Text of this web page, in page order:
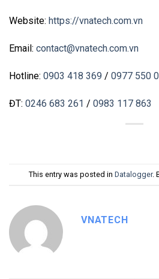
Website: https://vnatech.com.vn
Email: contact@vnatech.com.vn
Hotline: 0903 418 369 / 0977 550
ĐT: 0246 683 261 / 0983 117 863
This entry was posted in Datalogger.
VNATECH